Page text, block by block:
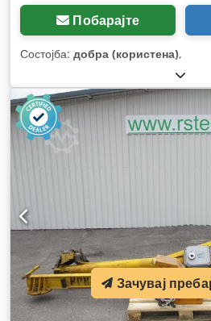
Побарајте
Состојба: добра (користена),
Зачувај